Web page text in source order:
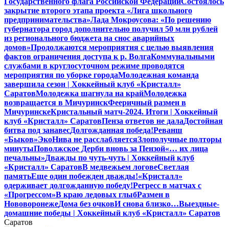
закрытие второго этапа проекта «Лига школьного
предпринимательства»Лада Мокроусова: «По решению
губернатора город дополнительно получил 50 млн рублей
из регионального бюджета на снос аварийных
домов»Продолжаются мероприятия с целью выявления
фактов ограничения доступа к р. ВолгаКоммунальными
службами в круглосуточном режиме проводятся
мероприятия по уборке городаМолодежная команда
завершила сезон | Хоккейный клуб «Кристалл»
СаратовМолодежка шагнула на крайМолодежка
возвращается в МичуринскФееричный размен в
МичуринскеКристальный матч-2024. Итоги | Хоккейный
клуб «Кристалл» СаратовПенза ответов не далаДостойная
битва под занавесДолгожданная победа!Реванш
«Быков»ЭкоНива не расслабляетсяЗлополучные полторы
минутыПоволжское Дерби вновь за Пензой«… их лица
печальны»Дважды по чуть-чуть | Хоккейный клуб
«Кристалл» СаратовВ медвежьем логовеСветлая
памятьЕще один побежден дважды!«Кристалл»
одерживает долгожданную победу!Регресс в матчах с
«Прогрессом»В краю ледовых глыбРазмен в
НововоронежеДома без очковИ снова близко…Выездные-
домашние победы | Хоккейный клуб «Кристалл» Саратов
Саратов